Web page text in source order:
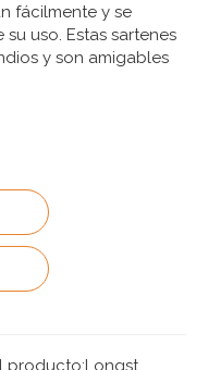
fácilmente y se
uso. Estas sartenes
y son amigables
producto:Longst